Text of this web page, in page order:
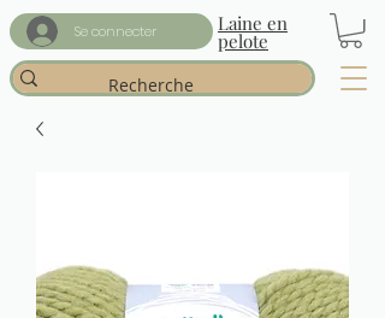
Se connecter Laine en
pelote